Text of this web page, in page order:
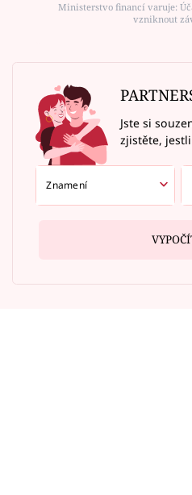
Ministerstvo financí varuje:
vzniknout
Jste si
zjistěte,